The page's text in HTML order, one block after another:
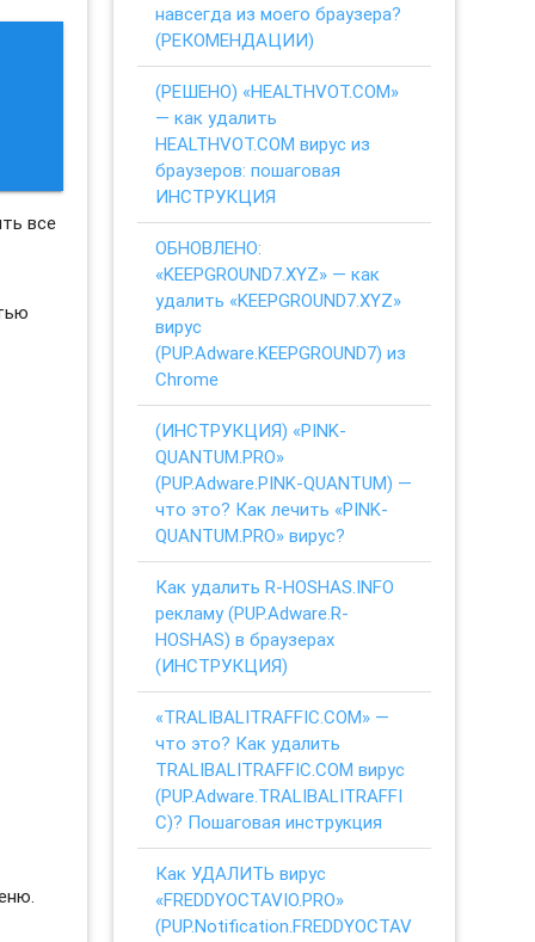
все
навсегда из моего браузера?
(РЕКОМЕНДАЦИИ)
(РЕШЕНО) «HEALTHVOT.COM»
— как удалить
HEALTHVOT.COM вирус из
браузеров: пошаговая
ИНСТРУКЦИЯ
ОБНОВЛЕНО:
«KEEPGROUND7.XYZ» — как
удалить «KEEPGROUND7.XYZ»
вирус
(PUP.Adware.KEEPGROUND7) из
Chrome
(ИНСТРУКЦИЯ) «PINK-
QUANTUM.PRO»
(PUP.Adware.PINK-QUANTUM) —
что это? Как лечить «PINK-
QUANTUM.PRO» вирус?
Как удалить R-HOSHAS.INFO
рекламу (PUP.Adware.R-
HOSHAS) в браузерах
(ИНСТРУКЦИЯ)
«TRALIBALITRAFFIC.COM» —
что это? Как удалить
TRALIBALITRAFFIC.COM вирус
(PUP.Adware.TRALIBALITRAFFI
C)? Пошаговая инструкция
Как УДАЛИТЬ вирус
«FREDDYOCTAVIO.PRO»
(PUP.Notification.FREDDYOCTAV